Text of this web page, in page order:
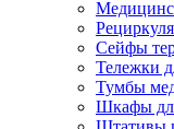
Сейфы
Тележки
Тумбы
Шкафы